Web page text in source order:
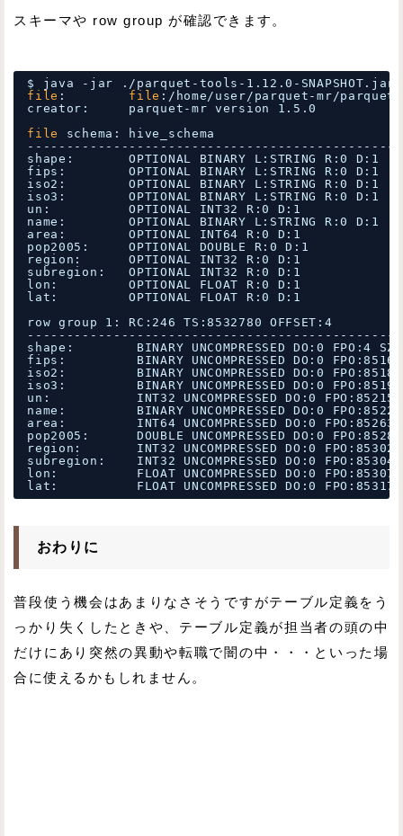
スキーマや row group が確認できます。
$ java -jar . /parquet-tools-1 .12.0-SNAPSHOT.jar
file : file : /home/user/parquet-mr/parquet-
creator:     parquet-mr version 1.5.0
file
schema: hive_schema
shape:       OPTIONAL BINARY L:STRING R:0 D:1
fips:        OPTIONAL BINARY L:STRING R:0 D:1
iso2:        OPTIONAL BINARY L:STRING R:0 D:1
iso3:        OPTIONAL BINARY L:STRING R:0 D:1
un:          OPTIONAL INT32 R:0 D:1
name:        OPTIONAL BINARY L:STRING R:0 D:1
area:        OPTIONAL INT64 R:0 D:1
pop2005:     OPTIONAL DOUBLE R:0 D:1
region:      OPTIONAL INT32 R:0 D:1
subregion:   OPTIONAL INT32 R:0 D:1
lon:         OPTIONAL FLOAT R:0 D:1
lat:         OPTIONAL FLOAT R:0 D:1
row group 1: RC:246 TS:8532780 OFFSET:4
shape:        BINARY UNCOMPRESSED DO:0 FPO:4
fips:         BINARY UNCOMPRESSED DO:0
iso2:         BINARY UNCOMPRESSED DO:0
iso3:         BINARY UNCOMPRESSED DO:0
un:           INT32 UNCOMPRESSED DO:0
name:         BINARY UNCOMPRESSED DO:0
area:         INT64 UNCOMPRESSED DO:0
pop2005:      DOUBLE UNCOMPRESSED DO:0
region:       INT32 UNCOMPRESSED DO:0
subregion:    INT32 UNCOMPRESSED DO:0
lon:          FLOAT UNCOMPRESSED DO:0
lat:          FLOAT UNCOMPRESSED DO:0
おわりに
普段使う機会はあまりなさそうですがテーブル定義をう
っかり失くしたときや、テーブル定義が担当者の頭の中
だけにあり突然の異動や転職で闇の中・・・といった場
合に使えるかもしれません。